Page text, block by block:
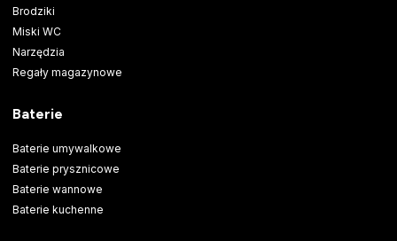
Brodziki
Miski WC
Narzędzia
Regały magazynowe
Baterie
Baterie umywalkowe
Baterie prysznicowe
Baterie wannowe
Baterie kuchenne